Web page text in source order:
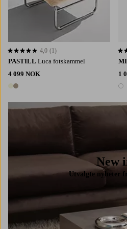
PASTILL Luca fotskammel
4 099 NOK
2 farger
4,0 basert på 1 karaktergivninger
4,0 (1)
1
1
New
Utvalgte nyheter